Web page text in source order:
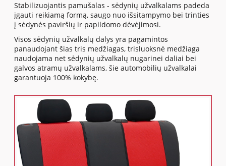
Stabilizuojantis pamušalas - sėdynių užvalkalams padeda
įgauti reikiamą formą, saugo nuo išsitampymo bei trinties
į sėdynės paviršių ir papildomo dėvėjimosi.
Visos sėdynių užvalkalų dalys yra pagamintos
panaudojant šias tris medžiagas, trisluoksnė medžiaga
naudojama net sėdynių užvalkalų nugarinei daliai bei
galvos atramų užvalkalams, šie automobilių užvalkalai
garantuoja 100% kokybę.